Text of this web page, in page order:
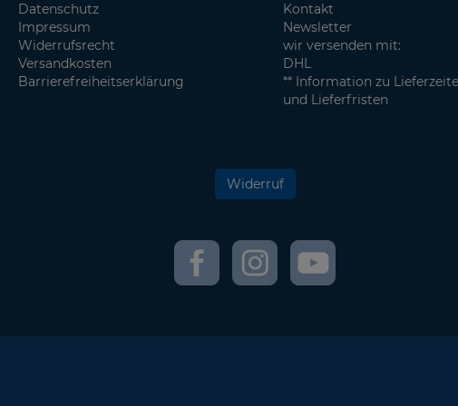
Datenschutz
Impressum
Widerrufsrecht
Versandkosten
Barrierefreiheitserklärung
Kontakt
Newsletter
wir versenden mit:
DHL
** Information zu
und Lieferfristen
Widerruf